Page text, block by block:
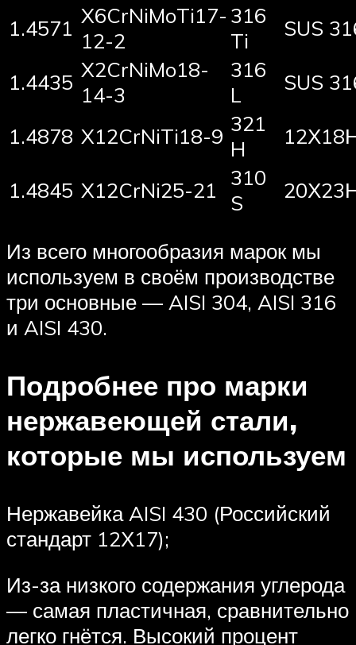
1.4571 X6CrNiMoTi17-
12-2
316
Ti
SUS
1.4435 X2CrNiMo18-
14-3
316
L
SUS
1.4878 X12CrNiTi18-9 321
H
1.4845 X12CrNi25-21
310
S
Из всего многообразия марок мы
используем в своём производстве
три основные — AISI 304, AISI 316
и AISI 430.
Подробнее про марки
нержавеющей стали,
которые мы используем
Нержавейка AISI 430 (Российский
стандарт 12Х17);
Из-за низкого содержания углерода
— самая пластичная, сравнительно
легко гнётся. Высокий процент